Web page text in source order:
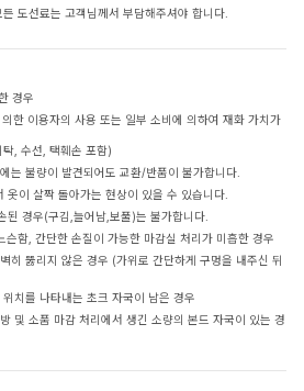
도선료는 고객님께서 부담해주셔야 합니다.
경우
한 이용자의 사용 또는 일부 소비에 의하여 재화 가치가
, 수선, 택훼손 포함)
는 불량이 발견되어도 교환/반품이 불가합니다.
옷이 살짝 돌아가는 현상이 있을 수 있습니다.
된 경우(구김,늘어남,보풀)는 불가합니다.
슨함, 간단한 손질이 가능한 마감실 처리가 미흡한 경우
히 뚫리지 않은 경우 (가위로 간단하게 구멍을 내주신 뒤
치를 나타내는 초크 자국이 남은 경우
및 소품 마감 처리에서 생긴 소량의 본드 자국이 있는 경